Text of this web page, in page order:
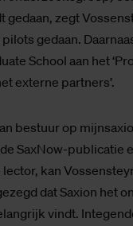
gedaan, zegt
gedaan.
School aan het
externe partners’.
bestuur op
de SaxNow-publicatie
kan
dat Saxion het
vindt.